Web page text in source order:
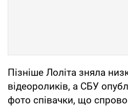
Пізніше Лоліта зняла
відеороликів, а СБУ
фото співачки, що